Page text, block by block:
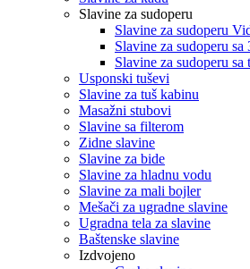
Slavine za sudoperu
Slavine za sudoperu
Slavine za sudoperu sa
Slavine za sudoperu sa
Usponski tuševi
Slavine za tuš kabinu
Masažni stubovi
Slavine sa filterom
Zidne slavine
Slavine za bide
Slavine za hladnu vodu
Slavine za mali bojler
Mešači za ugradne slavine
Ugradna tela za slavine
Baštenske slavine
Izdvojeno